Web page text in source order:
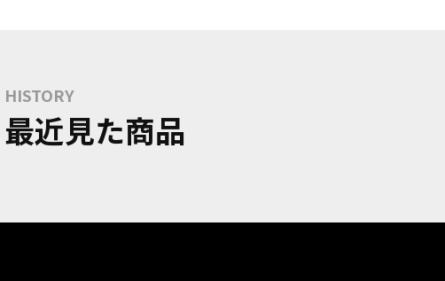
HISTORY
最近見た商品